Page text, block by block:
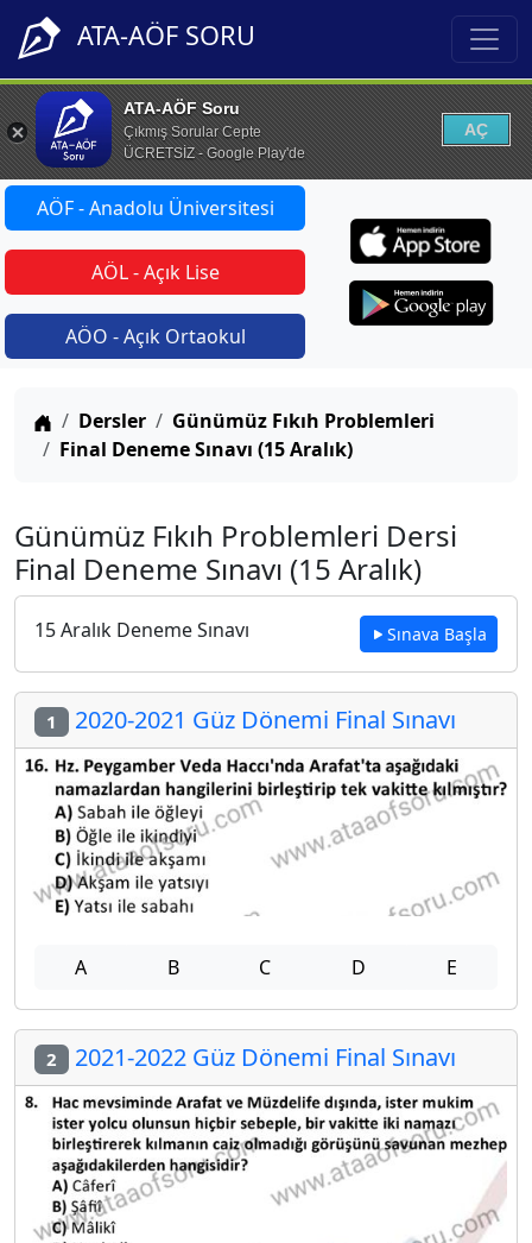
ATA-AÖF SORU
ATA-AÖF Soru
Çıkmış Sorular Cepte
ÜCRETSİZ - Google Play'de
AÇ
AÖF - Anadolu Üniversitesi
AÖL - Açık Lise
AÖO - Açık Ortaokul
Anasayfa
Dersler
Günümüz Fıkıh Problemleri
Final Deneme Sınavı (15 Aralık)
Günümüz Fıkıh Problemleri Dersi
Final Deneme Sınavı (15 Aralık)
15 Aralık Deneme Sınavı Sınava Başla
1 2020-2021 Güz Dönemi Final Sınavı
A B C D E
2 2021-2022 Güz Dönemi Final Sınavı